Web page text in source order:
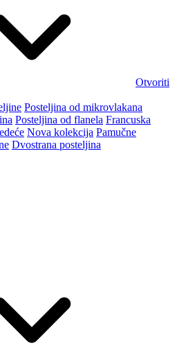
Otvoriti
Posteljina od mikrovlakana
Posteljina od flanela Francuska
Nova kolekcija Pamučne
Dvostrana posteljina